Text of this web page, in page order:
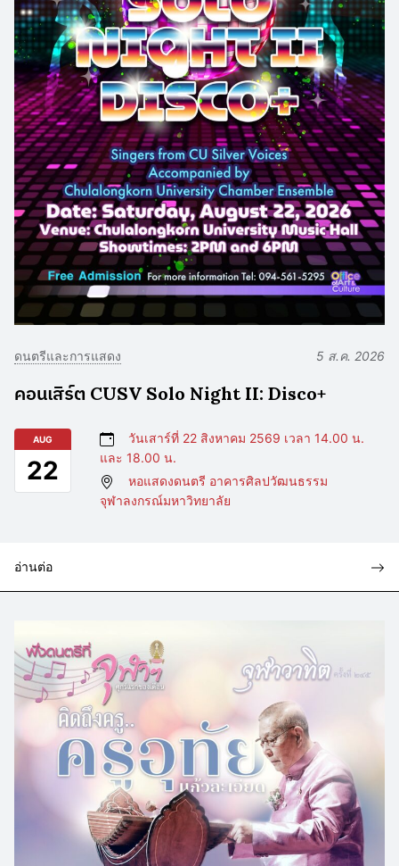
ดนตรีและการแสดง 5 ส.ค. 2026
คอนเสิร์ต CUSV Solo Night II: Disco+
AUG
22
วันเสาร์ที่ 22 สิงหาคม 2569 เวลา 14.00 น.
และ 18.00 น.
หอแสดงดนตรี อาคารศิลปวัฒนธรรม
จุฬาลงกรณ์มหาวิทยาลัย
อ่านต่อ